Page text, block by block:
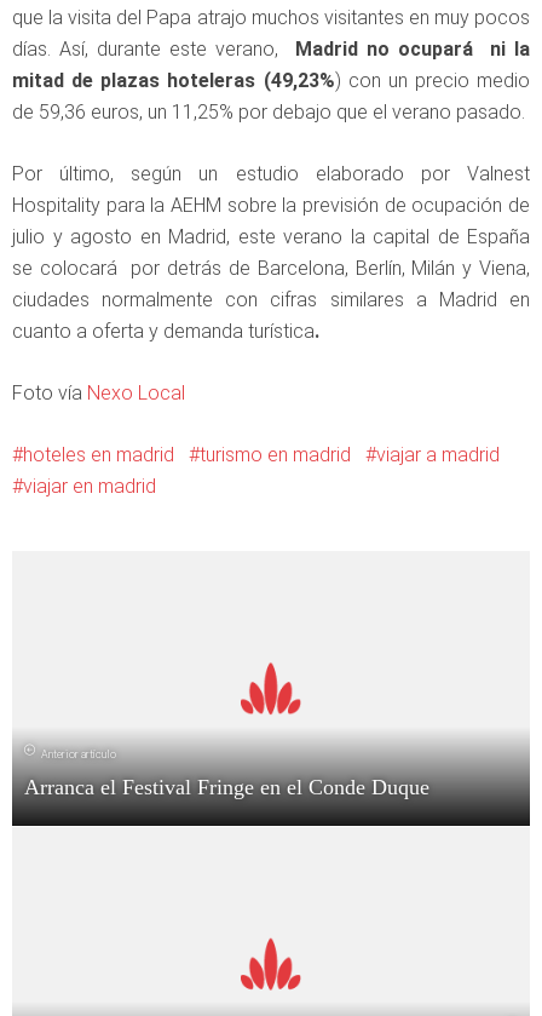
que la visita del Papa atrajo muchos visitantes en muy pocos
días. Así, durante este verano,
Madrid no ocupará ni la
mitad de plazas hoteleras (49,23%) con un precio medio
de 59,36 euros, un 11,25% por debajo que el verano pasado.
Por último, según un estudio elaborado por Valnest
Hospitality para la AEHM sobre la previsión de ocupación de
julio y agosto en Madrid, este verano la capital de España
se colocará por detrás de Barcelona, Berlín, Milán y Viena,
ciudades normalmente con cifras similares a Madrid en
cuanto a oferta y demanda turística.
Foto vía Nexo Local
hoteles en madrid turismo en madrid
viajar a madrid
viajar en madrid
Anterior artículo
Arranca el Festival Fringe en el Conde Duque